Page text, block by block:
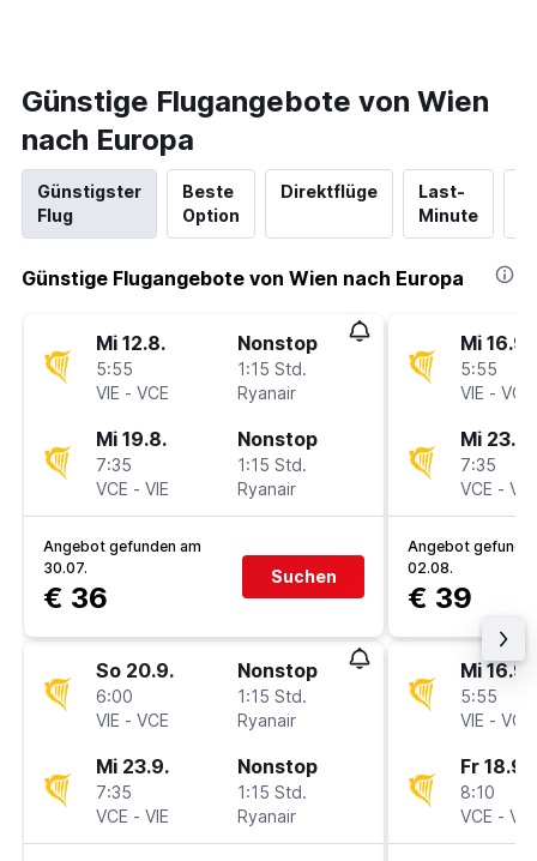
Günstige Flugangebote von Wien
nach Europa
Günstigster
Flug
Beste
Option
Direktflüge
Last-
Minute
Günstige Flugangebote von Wien nach Europa
Mi 12.8.
5:55
VIE - VCE
Nonstop
1:15 Std.
Ryanair
Mi 19.8.
7:35
VCE - VIE
Nonstop
1:15 Std.
Ryanair
Angebot gefunden am
30.07.
€ 36
Suchen
So 20.9.
6:00
VIE - VCE
Nonstop
1:15 Std.
Ryanair
Mi 23.9.
7:35
VCE - VIE
Nonstop
1:15 Std.
Ryanair
Mi 16.9.
5:55
VIE - VCE
Mi 23.9.
7:35
VCE - VIE
Angebot
02.08.
€ 39
Mi 16.9.
5:55
VIE - VCE
Fr 18.9.
8:10
VCE - VIE